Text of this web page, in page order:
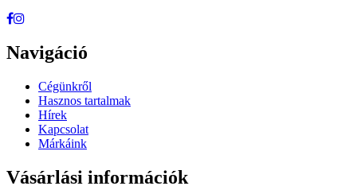
Navigáció
Cégünkről
Hasznos tartalmak
Hírek
Kapcsolat
Márkáink
Vásárlási információk